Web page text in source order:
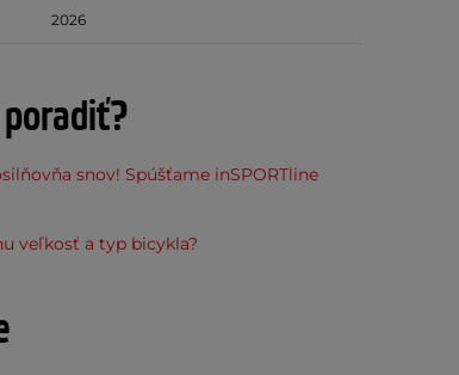
2026
snov! Spúšťame inSPORTline
veľkosť a typ bicykla?